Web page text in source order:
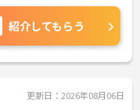
務経験、
めモチベ
メント
長期的な
紹介してもらう
更新日：2026年08月06日